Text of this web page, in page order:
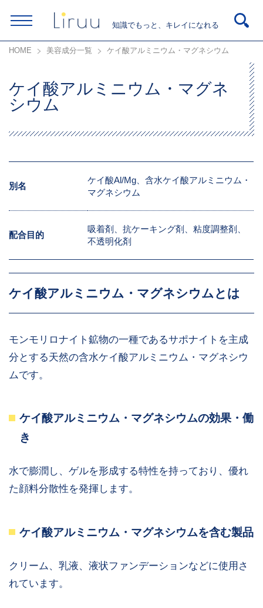
知識でもっと、キレイになれる
HOME 美容成分一覧 ケイ酸アルミニウム・マグネシウム
ケイ酸アルミニウム・マグネ
シウム
別名
ケイ酸Al/Mg、含水ケイ酸アルミニウム・
マグネシウム
配合目的
吸着剤、抗ケーキング剤、粘度調整剤、
不透明化剤
ケイ酸アルミニウム・マグネシウムとは
モンモリロナイト鉱物の一種であるサポナイトを主成
分とする天然の含水ケイ酸アルミニウム・マグネシウ
ムです。
ケイ酸アルミニウム・マグネシウムの効果・働
き
水で膨潤し、ゲルを形成する特性を持っており、優れ
た顔料分散性を発揮します。
ケイ酸アルミニウム・マグネシウムを含む製品
クリーム、乳液、液状ファンデーションなどに使用さ
れています。